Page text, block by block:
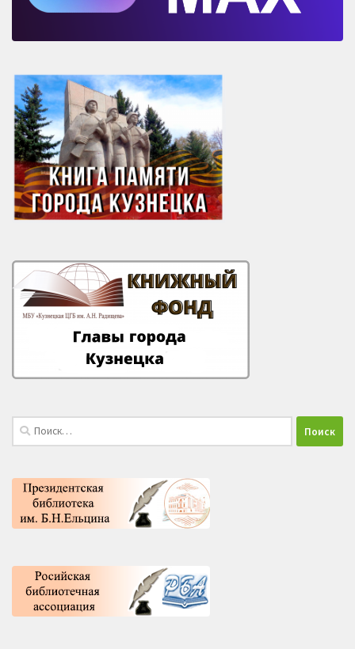
Найти: